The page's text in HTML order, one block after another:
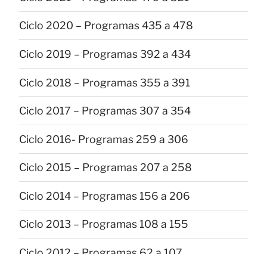
Ciclo 2020 – Programas 435 a 478
Ciclo 2019 – Programas 392 a 434
Ciclo 2018 – Programas 355 a 391
Ciclo 2017 – Programas 307 a 354
Ciclo 2016- Programas 259 a 306
Ciclo 2015 – Programas 207 a 258
Ciclo 2014 – Programas 156 a 206
Ciclo 2013 – Programas 108 a 155